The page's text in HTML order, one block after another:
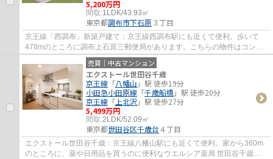
5,200万円
間取:1LDK/43.93㎡
東京都調布市下石原３丁目
京王線「西調布」新築戸建て：京王線西調布駅にも近くて便利。歩いて
478mのところに調布上石原三郵便局があります。こちらの物件はコンビ
ニまで409mにあります。新築の戸建て物件です...
売買｜中古マンション
エクストール世田谷千歳
京王線 「八幡山 」駅 徒歩19分
小田急小田原線 「千歳船橋」駅 徒歩20分
京王線 「 上北沢 」駅 徒歩27分
5,499万円
間取:2LDK/52.09㎡
東京都世田谷区千歳台４丁目
エクストール世田谷千歳：京王線八幡山駅にも近くて便利。家から360m
のところに、薬や日用品を買うのに便利なウエルシア薬局 世田谷千歳台